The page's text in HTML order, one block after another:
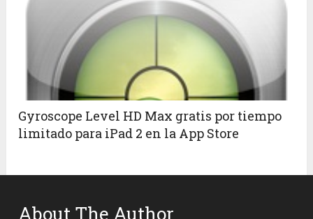
Gyroscope Level HD Max gratis por tiempo
limitado para iPad 2 en la App Store
About The Author